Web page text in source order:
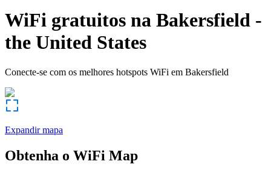
WiFi gratuitos na Bakersfield -
the United States
Conecte-se com os melhores hotspots WiFi em Bakersfield
Expandir mapa
Obtenha o WiFi Map